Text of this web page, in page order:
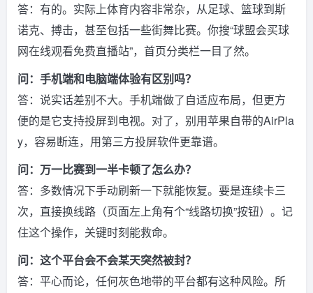
答：有的。实际上体育内容非常杂，从足球、篮球到斯
诺克、搏击，甚至包括一些街舞比赛。你搜“球盟会买球
网在线观看免费直播站”，首页分类栏一目了然。
问：手机端和电脑端体验有区别吗？
答：说实话差别不大。手机端做了自适应布局，但更方
便的是它支持投屏到电视。对了，别用苹果自带的AirPla
y，容易断连，用第三方投屏软件更靠谱。
问：万一比赛到一半卡顿了怎么办？
答：多数情况下手动刷新一下就能恢复。要是连续卡三
次，直接换线路（页面左上角有个“线路切换”按钮）。记
住这个操作，关键时刻能救命。
问：这个平台会不会某天突然被封？
答：平心而论，任何灰色地带的平台都有这种风险。所